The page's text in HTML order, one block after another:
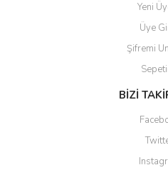
Yeni
Üye
Şifremi
BİZİ